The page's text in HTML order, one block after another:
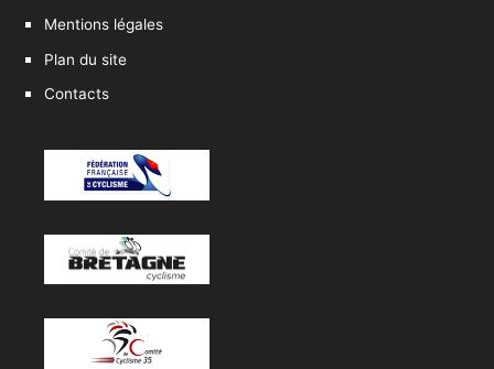
Mentions légales
Plan du site
Contacts